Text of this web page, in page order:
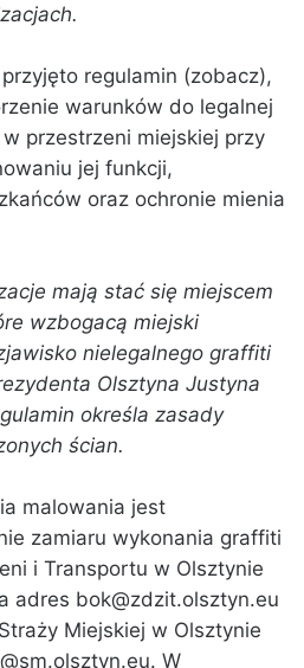
regulamin (zobacz),
warunków do legalnej
przestrzeni miejskiej przy
jej funkcji,
oraz ochronie mienia
mają stać się miejscem
wzbogacą miejski
nielegalnego graffiti
Olsztyna Justyna
określa zasady
ścian.
malowania jest
zamiaru wykonania graffiti
i Transportu w Olsztynie
adres bok@zdzit.olsztyn.eu
Miejskiej w Olsztynie
W